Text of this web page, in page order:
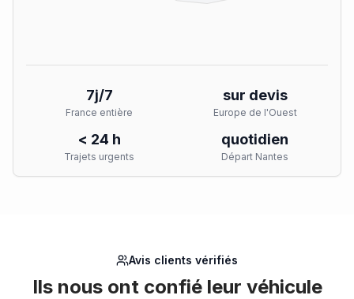
7j/7
France entière
sur devis
Europe de l'Ouest
< 24 h
Trajets urgents
quotidien
Départ Nantes
Avis clients vérifiés
Ils nous ont confié leur véhicule